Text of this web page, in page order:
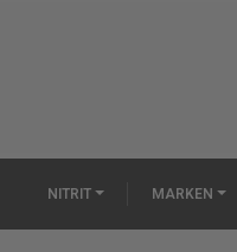
NITRIT MARKEN